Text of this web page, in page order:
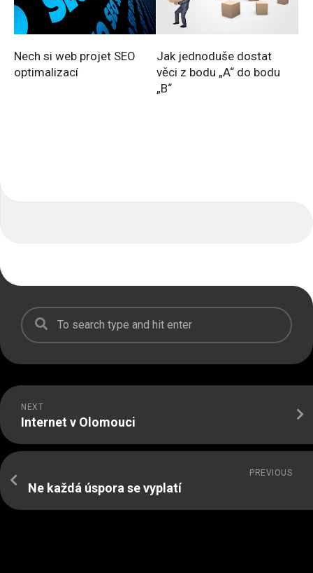
Nech si web projet SEO
optimalizací
Jak jednoduše dostat
věci z bodu „A“ do bodu
„B“
NEXT
Internet v Olomouci
PREVIOUS
Ne každá úspora se vyplatí